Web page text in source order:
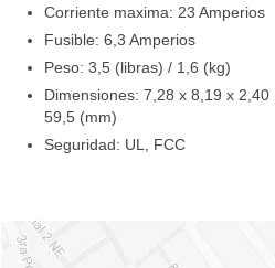
Corriente maxima: 23 Amperios
Fusible: 6,3 Amperios
Peso: 3,5 (libras) / 1,6 (kg)
Dimensiones: 7,28 x 8,19 x
59,5 (mm)
Seguridad: UL, FCC